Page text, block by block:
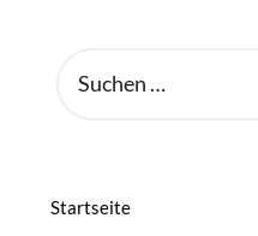
NACH:
Startseite